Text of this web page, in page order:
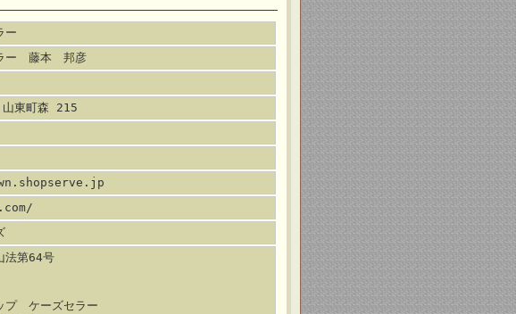
ー
ー 藤本 邦彦
東町森 215
法第64号
プ ケーズセラー